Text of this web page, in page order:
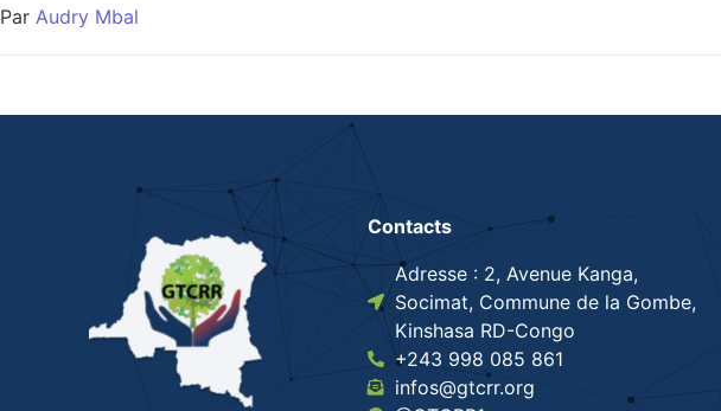
Par Audry Mbal
Contacts
Adresse : 2, Avenue Kanga,
Socimat, Commune de la Gombe,
Kinshasa RD-Congo
+243 998 085 861
infos@gtcrr.org